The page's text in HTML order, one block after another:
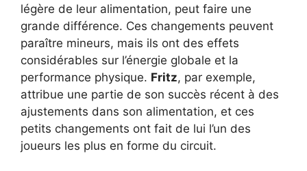
légère de leur alimentation, peut faire une
grande différence. Ces changements peuvent
paraître mineurs, mais ils ont des effets
considérables sur l’énergie globale et la
performance physique. Fritz, par exemple,
attribue une partie de son succès récent à des
ajustements dans son alimentation, et ces
petits changements ont fait de lui l’un des
joueurs les plus en forme du circuit.